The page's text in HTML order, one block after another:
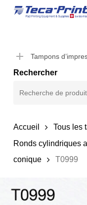
Skip
content
Tampons
Rechercher
Accueil Tous les
Ronds cylindriques
conique
T0999